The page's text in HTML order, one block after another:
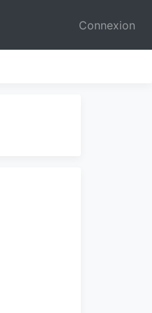
Connexion